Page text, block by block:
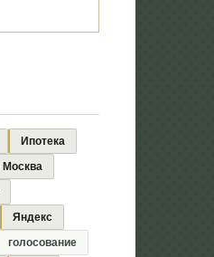
Ипотека
Москва
Яндекс
голосование